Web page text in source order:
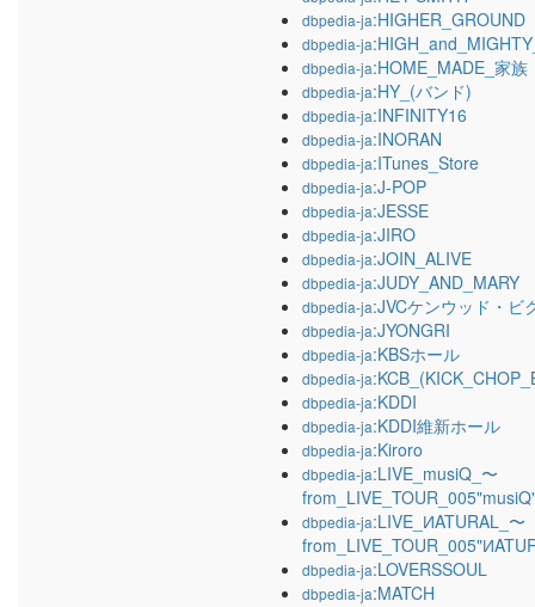
dbpedia-ja:HIGHER_GROUND
dbpedia-ja
dbpedia-ja:HOME_MADE_家族
dbpedia-ja:HY_(バンド)
dbpedia-ja:INFINITY16
dbpedia-ja:INORAN
dbpedia-ja:ITunes_Store
dbpedia-ja:J-POP
dbpedia-ja:JESSE
dbpedia-ja:JIRO
dbpedia-ja:JOIN_ALIVE
dbpedia-ja:JUDY_AND_MARY
dbpedia-ja:JVCケンウッド・ビ
dbpedia-ja:JYONGRI
dbpedia-ja:KBSホール
dbpedia-ja
dbpedia-ja:KDDI
dbpedia-ja:KDDI維新ホール
dbpedia-ja:Kiroro
dbpedia-ja:LIVE_musiQ_〜
dbpedia-ja:LIVE_ИATURAL_〜
dbpedia-ja:LOVERSSOUL
dbpedia-ja:MATCH